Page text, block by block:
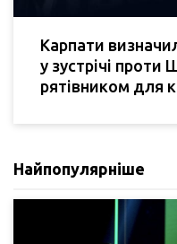
Карпати
у зустрічі проти
рятівником для
Найпопулярніше